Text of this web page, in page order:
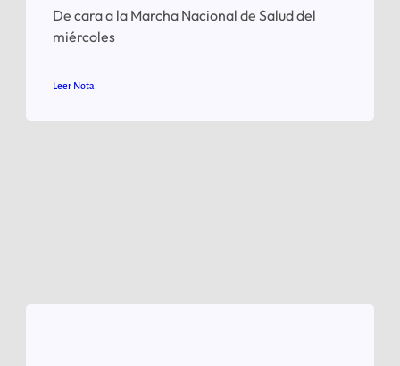
De cara a la Marcha Nacional de Salud del
miércoles
Leer Nota